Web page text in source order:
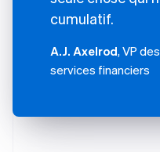
cumulatif.
A.J. Axelrod, VP
services financiers